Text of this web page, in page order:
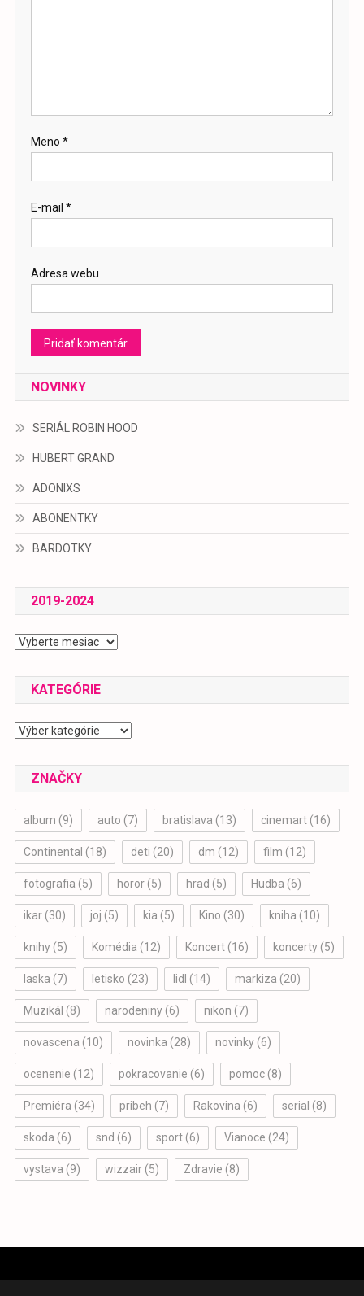
Meno *
E-mail *
Adresa webu
NOVINKY
SERIÁL ROBIN HOOD
HUBERT GRAND
ADONIXS
ABONENTKY
BARDOTKY
2019-2024
2019-
KATEGÓRIE
Kategórie
ZNAČKY
album (9) auto (7) bratislava (13) cinemart(16)
Continental (18) deti (20) dm (12) film (12)
fotografia (5) horor(5) hrad (5) Hudba (6)
ikar(30) joj (5) kia (5) Kino (30) kniha (10)
knihy(5) Komédia (12) Koncert(16) koncerty(5)
laska (7) letisko (23) lidl (14) markiza (20)
Muzikál (8) narodeniny(6) nikon (7)
novascena (10) novinka (28) novinky(6)
ocenenie (12) pokracovanie (6) pomoc(8)
Premiéra (34) pribeh (7) Rakovina (6) serial (8)
skoda (6) snd (6) sport(6) Vianoce (24)
vystava (9) wizzair(5) Zdravie (8)